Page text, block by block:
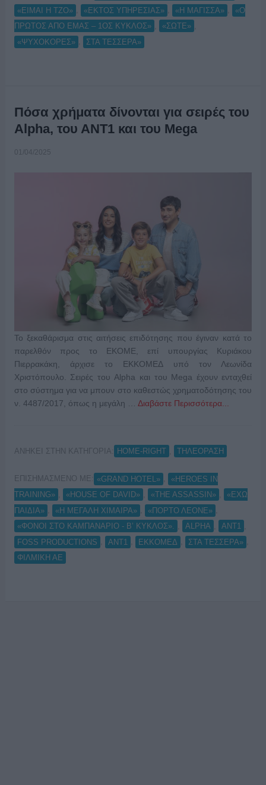
«ΕΙΜΑΙ Η ΤΖΟ»
«ΕΚΤΟΣ ΥΠΗΡΕΣΙΑΣ» «Η ΜΑΓΙΣΣΑ»
«Ο
ΠΡΩΤΟΣ ΑΠΟ ΕΜΑΣ – 1ΟΣ ΚΥΚΛΟΣ»
«ΣΩΤΕ»
«ΨΥΧΟΚΟΡΕΣ»
ΣΤΑ ΤΕΣΣΕΡΑ»
Πόσα χρήματα δίνονται για σειρές του
Alpha, του ΑΝΤ1 και του Mega
01/04/2025
Το ξεκαθάρισμα στις αιτήσεις επιδότησης που έγιναν κατά το
παρελθόν προς το ΕΚΟΜΕ, επί υπουργίας Κυριάκου
Πιερρακάκη, άρχισε το ΕΚΚΟΜΕΔ υπό τον Λεωνίδα
Χριστόπουλο. Σειρές του Alpha και του Mega έχουν ενταχθεί
στο σύστημα για να μπουν στο καθεστώς χρηματοδότησης του
ν. 4487/2017, όπως η μεγάλη … Διαβάστε Περισσότερα...
ΑΝΗΚΕΙ ΣΤΗΝ ΚΑΤΗΓΟΡΙΑ: HOME-RIGHT ΤΗΛΕΟΡΑΣΗ
ΕΠΙΣΗΜΑΣΜΕΝΟ ΜΕ: «GRAND HOTEL»
«HEROES IN
TRAINING»
«HOUSE OF DAVID» «THE ASSASSIN»
«ΕΧΩ
ΠΑΙΔΙΑ»
«Η ΜΕΓΑΛΗ ΧΙΜΑΙΡΑ» «ΠΟΡΤΟ ΛΕΟΝΕ»
«ΦΟΝΟΙ ΣΤΟ ΚΑΜΠΑΝΑΡΙΟ - Β’ ΚΥΚΛΟΣ».
ALPHA ANT1
FOSS PRODUCTIONS
ΑΝΤ1 ΕΚΚΟΜΕΔ ΣΤΑ ΤΕΣΣΕΡΑ»
ΦΙΛΜΙΚΗ ΑΕ